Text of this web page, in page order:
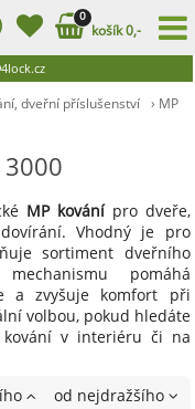
dveřní příslušenství › MP
3000
MP kovánípro dveře,
Vhodný je pro
sortiment dveřního
pomáhá
a zvyšuje komfort při
volbou, pokud hledáte
v interiéru či na
od nejdražšího
0
košík 0,-
4lock.cz